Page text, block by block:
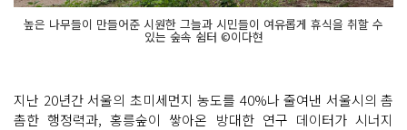
높은 나무들이 만들어준 시원한 그늘과 시민들이 여유롭게 휴식을 취할 수
있는 숲속 쉼터 ©이다현
지난 20년간 서울의 초미세먼지 농도를 40%나 줄여낸 서울시의 촘
촘한 행정력과, 홍릉숲이 쌓아온 방대한 연구 데이터가 시너지